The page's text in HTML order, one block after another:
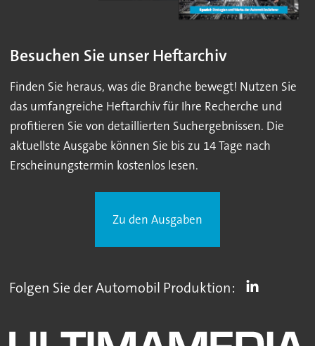
Besuchen Sie unser Heftarchiv
Finden Sie heraus, was die Branche bewegt! Nutzen Sie
das umfangreiche Heftarchiv für Ihre Recherche und
profitieren Sie von detaillierten Suchergebnissen. Die
aktuellste Ausgabe können Sie bis zu 14 Tage nach
Erscheinungstermin kostenlos lesen.
Zu den Ausgaben
Folgen Sie der Automobil Produktion: